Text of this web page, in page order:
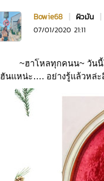
Bowie68 | ผิวมัน |
07/01/2020 21:11
~ฮาโหลทุกคนน~ วัน
ฮันแหน่ะ…. อย่างรู้แล้วหล่ะ